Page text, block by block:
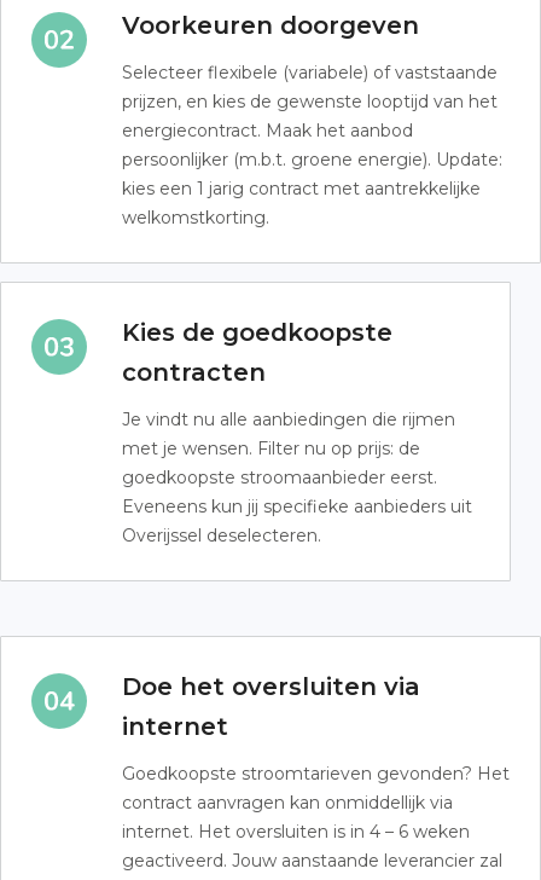
Voorkeuren doorgeven
Selecteer flexibele (variabele) of vaststaande
prijzen, en kies de gewenste looptijd van het
energiecontract. Maak het aanbod
persoonlijker (m.b.t. groene energie). Update:
kies een 1 jarig contract met aantrekkelijke
welkomstkorting.
Kies de goedkoopste
contracten
Je vindt nu alle aanbiedingen die rijmen
met je wensen. Filter nu op prijs: de
goedkoopste stroomaanbieder eerst.
Eveneens kun jij specifieke aanbieders uit
Overijssel deselecteren.
Doe het oversluiten via
internet
Goedkoopste stroomtarieven gevonden? Het
contract aanvragen kan onmiddellijk via
internet. Het oversluiten is in 4 – 6 weken
geactiveerd. Jouw aanstaande leverancier zal